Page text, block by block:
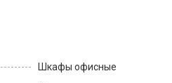
Шкафы офисные